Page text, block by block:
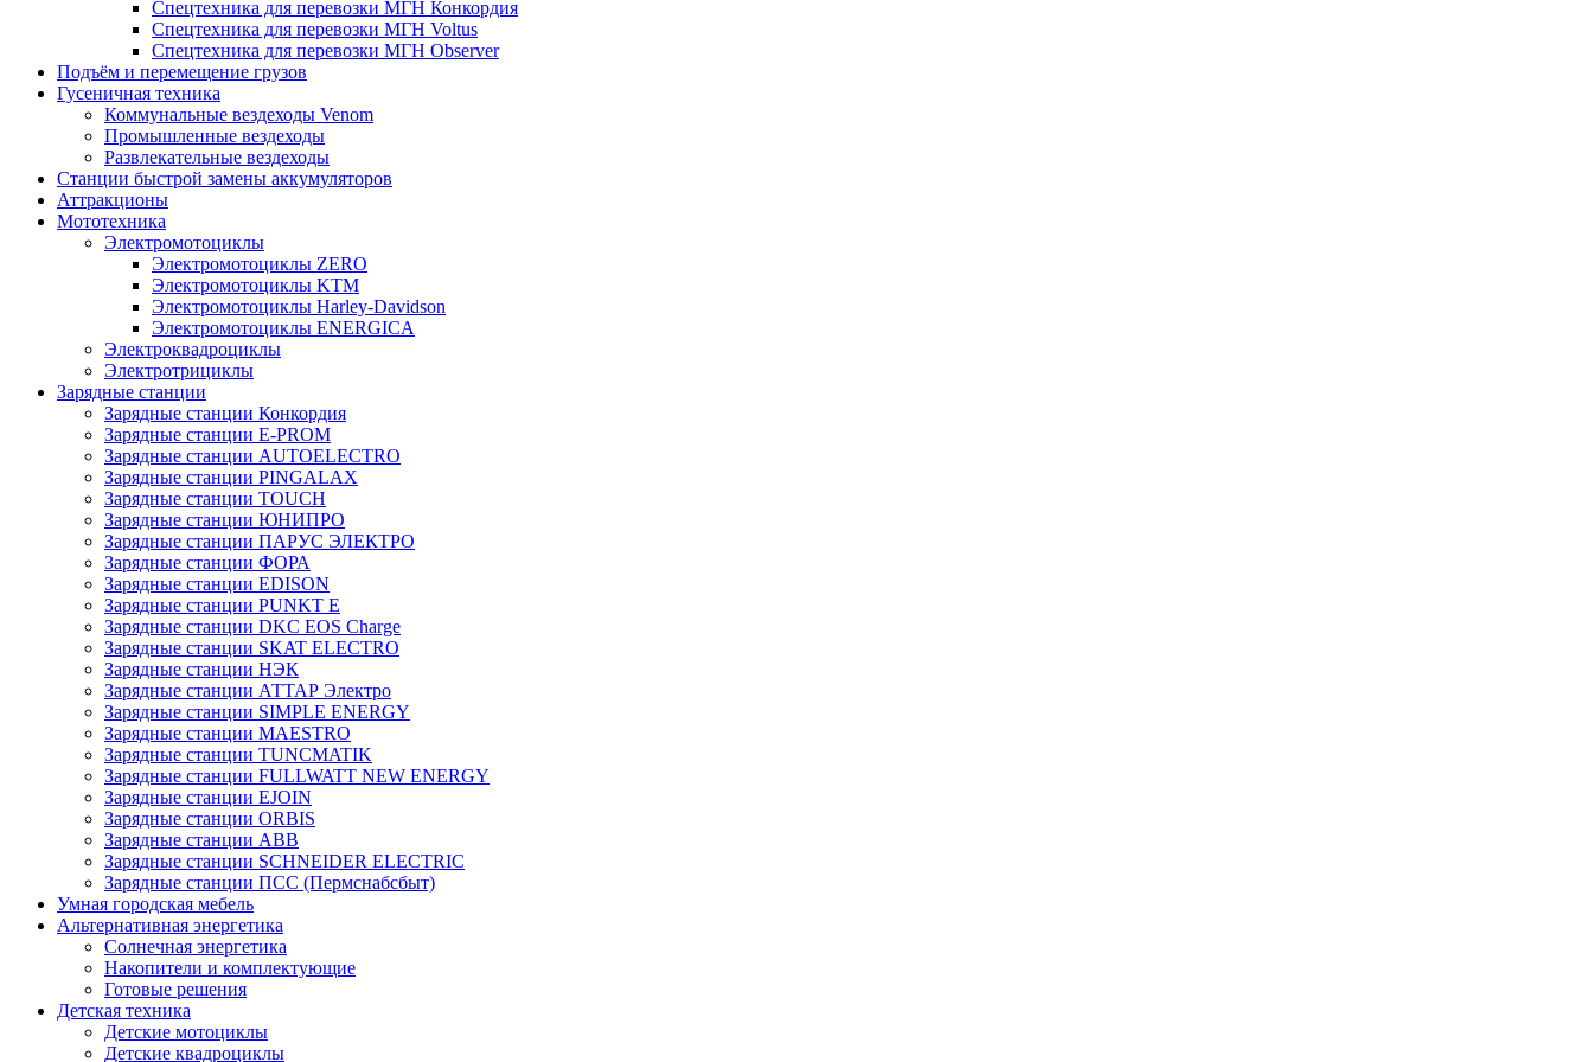
Спецтехника для перевозки МГН Конкордия
Спецтехника для перевозки МГН Voltus
Спецтехника для перевозки МГН Observer
Подъём и перемещение грузов
Гусеничная техника
Коммунальные вездеходы Venom
Промышленные вездеходы
Развлекательные вездеходы
Станции быстрой замены аккумуляторов
Аттракционы
Мототехника
Электромотоциклы
Электромотоциклы ZERO
Электромотоциклы KTM
Электромотоциклы Harley-Davidson
Электромотоциклы ENERGICA
Электроквадроциклы
Электротрициклы
Зарядные станции
Зарядные станции Конкордия
Зарядные станции E-PROM
Зарядные станции AUTOELECTRO
Зарядные станции PINGALAX
Зарядные станции TOUCH
Зарядные станции ЮНИПРО
Зарядные станции ПАРУС ЭЛЕКТРО
Зарядные станции ФОРА
Зарядные станции EDISON
Зарядные станции PUNKT E
Зарядные станции DKC EOS Charge
Зарядные станции SKAT ELECTRO
Зарядные станции НЭК
Зарядные станции АТТАР Электро
Зарядные станции SIMPLE ENERGY
Зарядные станции MAESTRO
Зарядные станции TUNCMATIK
Зарядные станции FULLWATT NEW ENERGY
Зарядные станции EJOIN
Зарядные станции ORBIS
Зарядные станции ABB
Зарядные станции SCHNEIDER ELECTRIC
Зарядные станции ПСС (Пермснабсбыт)
Умная городская мебель
Альтернативная энергетика
Солнечная энергетика
Накопители и комплектующие
Готовые решения
Детская техника
Детские мотоциклы
Детские квадроциклы